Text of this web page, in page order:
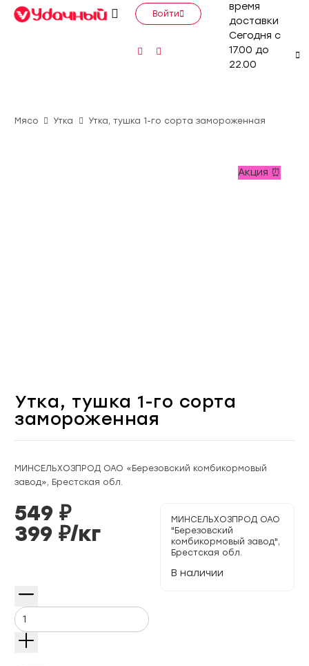
Войти
время
доставки
Сегодня с
17.00 до
22.00
Мясо Утка Утка, тушка 1-го сорта замороженная
Акция ⏰
Утка, тушка 1-го сорта
замороженная
МИНСЕЛЬХОЗПРОД ОАО «Березовский комбикормовый
завод», Брестская обл.
549 ₽
399 ₽/кг
МИНСЕЛЬХОЗПРОД ОАО
"Березовский
комбикормовый завод",
Брестская обл.
В наличии